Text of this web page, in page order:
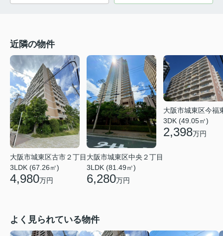
近隣の物件
大阪市城東区古市２丁目
3LDK (67.26㎡)
4,980万円
大阪市城東区中央２丁目
3LDK (81.49㎡)
6,280万円
大阪市城東区今福
3DK (49.05㎡)
2,398万円
よく見られている物件